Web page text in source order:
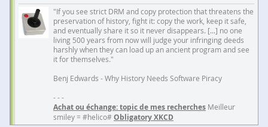
"If you see strict DRM and copy protection that threatens the
preservation of history, fight it: copy the work, keep it safe,
and eventually share it so it never disappears. [...] no one
living 500 years from now will judge your infringing deeds
harshly when they can load up an ancient program and see
it for themselves."
Benj Edwards - Why History Needs Software Piracy
- - -
Achat ou échange: topic de mes recherches Meilleur
smiley = #helico#Obligatory XKCD